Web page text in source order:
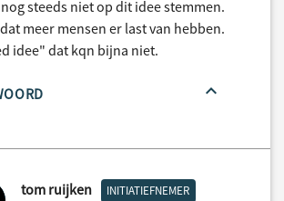
steeds niet op dit idee stemmen.
meer mensen er last van hebben.
idee" dat kqn bijna niet.
tom ruijken INITIATIEFNEMER